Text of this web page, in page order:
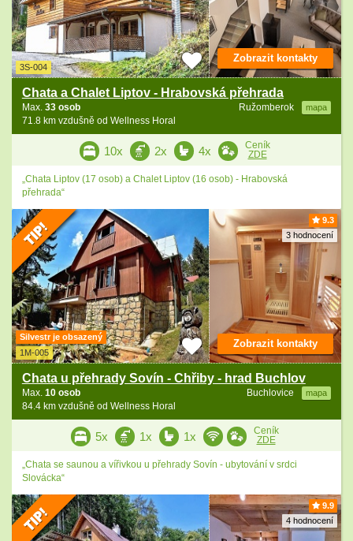
3S-004
Chata a Chalet Liptov - Hrabovská přehrada
Ružomberok mapa
Max. 33 osob
71.8 km vzdušně od Wellness Horal
Zobrazit kontakty
10x 2x 4x
Ceník
ZDE
„Chata Liptov (17 osob) a Chalet Liptov (16 osob) - Hrabovská
přehrada“
9.3
3 hodnocení
Silvestr je obsazený
1M-005
Chata u přehrady Sovín - Chřiby - hrad Buchlov
Buchlovice mapa
Max. 10 osob
84.4 km vzdušně od Wellness Horal
Zobrazit kontakty
5x 1x 1x
Ceník
ZDE
„Chata se saunou a vířivkou u přehrady Sovín - ubytování v srdci
Slovácka“
9.9
4 hodnocení